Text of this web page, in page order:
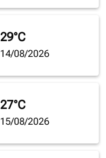
29°C
14/08/2026
27°C
15/08/2026